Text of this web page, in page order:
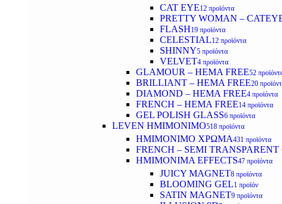
CAT EYE12 προϊόντα
PRETTY WOMAN –
FLASH19 προϊόντα
CELESTIAL12 προϊόντα
SHINNY5 προϊόντα
VELVET4 προϊόντα
GLAMOUR – HEMA FREE52
BRILLIANT – HEMA FREE20
DIAMOND – HEMA FREE4 προϊόντα
FRENCH – HEMA FREE14 προϊόντα
GEL POLISH GLASS6 προϊόντα
LEVEN ΗΜΙΜΟΝΙΜΟ518 προϊόντα
ΗΜΙΜΟΝΙΜΟ ΧΡΩΜΑ431 προϊόντα
FRENCH – SEMI TRANSPARENT
HMIMONIMA EFFECTS47 προϊόντα
JUICY MAGNET8 προϊόντα
BLOOMING GEL1 προϊόν
SATIN MAGNET9 προϊόντα